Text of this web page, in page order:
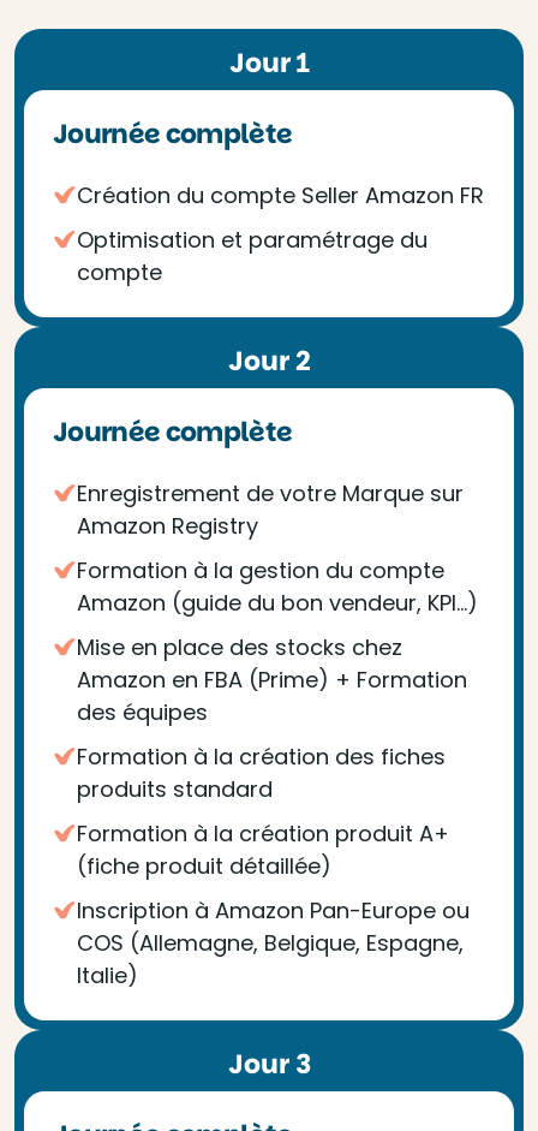
Jour 1
Journée complète
Création du compte Seller Amazon FR
Optimisation et paramétrage du
compte
Jour 2
Journée complète
Enregistrement de votre Marque sur
Amazon Registry
Formation à la gestion du compte
Amazon (guide du bon vendeur, KPI…)
Mise en place des stocks chez
Amazon en FBA (Prime) + Formation
des équipes
Formation à la création des fiches
produits standard
Formation à la création produit A+
(fiche produit détaillée)
Inscription à Amazon Pan-Europe ou
COS (Allemagne, Belgique, Espagne,
Italie)
Jour 3